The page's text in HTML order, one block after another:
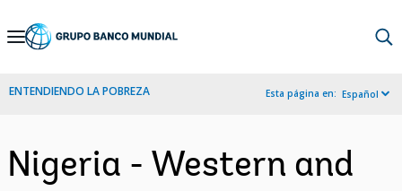
Skip
Navigation
ENTENDIENDO LA POBREZA Esta página en: Español
Nigeria - Western and